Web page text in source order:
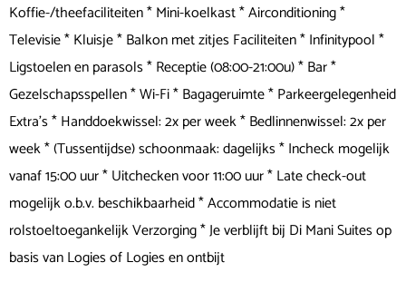
Koffie-/theefaciliteiten * Mini-koelkast * Airconditioning *
Televisie * Kluisje * Balkon met zitjes Faciliteiten * Infinitypool *
Ligstoelen en parasols * Receptie (08:00-21:00u) * Bar *
Gezelschapsspellen * Wi-Fi * Bagageruimte * Parkeergelegenheid
Extra's * Handdoekwissel: 2x per week * Bedlinnenwissel: 2x per
week * (Tussentijdse) schoonmaak: dagelijks * Incheck mogelijk
vanaf 15:00 uur * Uitchecken voor 11:00 uur * Late check-out
mogelijk o.b.v. beschikbaarheid * Accommodatie is niet
rolstoeltoegankelijk Verzorging * Je verblijft bij Di Mani Suites op
basis van Logies of Logies en ontbijt